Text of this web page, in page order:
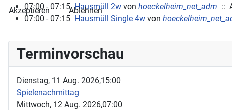
07:00 - 07:15 Hausmüll 2w von hoeckelheim_net_adm ::
07:00 - 07:15 Hausmüll Single 4w von
Terminvorschau
Dienstag, 11 Aug. 2026,15:00
Spielenachmittag
Mittwoch, 12 Aug. 2026,07:00
Akzeptieren
Ablehnen